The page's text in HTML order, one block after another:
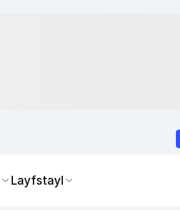
Layfstayl